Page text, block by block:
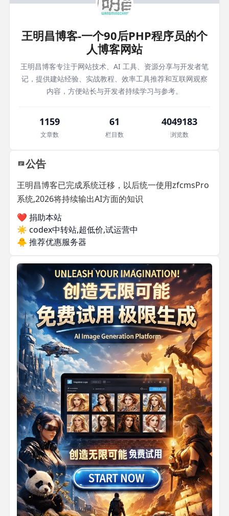
王明昌博客-一个90后PHP程序员的个
人博客网站
王明昌博客专注于网站技术、AI 工具、资源分享与开发者笔
记，提供建站经验、实战教程、效率工具推荐和互联网观察
内容，方便站长与开发者持续学习与参考。
1159
文章数
61
栏目数
4049183
浏览数
公告
王明昌博客已完成系统迁移，以后统一使用zfcmsPro
系统,2026将持续输出AI方面的知识
❤️ 捐助本站
☀️ codex中转站,超低价,试运营中
🐥 推荐优惠服务器